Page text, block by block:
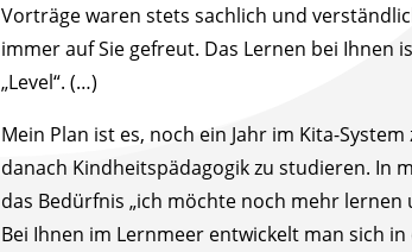
Vorträge waren stets sachlich und
immer auf Sie gefreut. Das Lernen bei Ihnen
„Level“. (…)
Mein Plan ist es, noch ein Jahr im Kita-
danach Kindheitspädagogik zu studieren. In
das Bedürfnis „ich möchte noch mehr lernen
Bei Ihnen im Lernmeer entwickelt man sich